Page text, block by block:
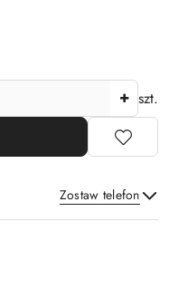
szt.
Zostaw telefon